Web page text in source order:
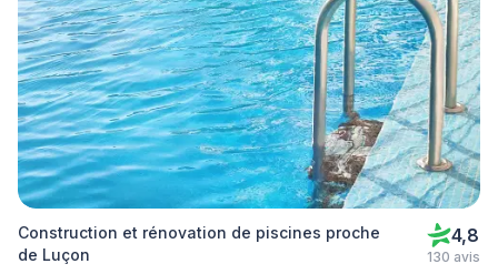
Construction et rénovation de piscines proche
de Luçon
4,8
130 avis